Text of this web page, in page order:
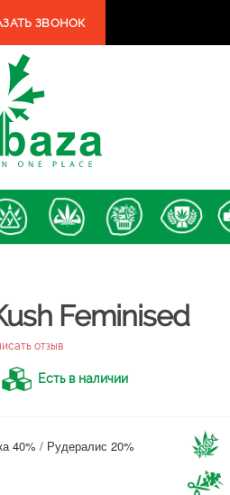
ЗВОНОК
Feminised
отзыв
Есть в наличии
40% / Рудералис 20%